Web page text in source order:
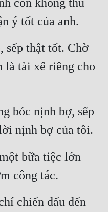
còn không thu
ý tốt của anh.
sếp thật tốt. Chờ
là tài xế riêng cho
bóc nịnh bợ, sếp
nịnh bợ của tôi.
bữa tiệc lớn
công tác.
chiến đấu đến